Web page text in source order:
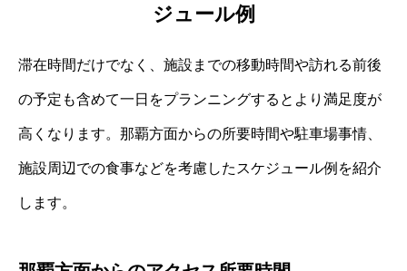
ジュール例
滞在時間だけでなく、施設までの移動時間や訪れる前後
の予定も含めて一日をプランニングするとより満足度が
高くなります。那覇方面からの所要時間や駐車場事情、
施設周辺での食事などを考慮したスケジュール例を紹介
します。